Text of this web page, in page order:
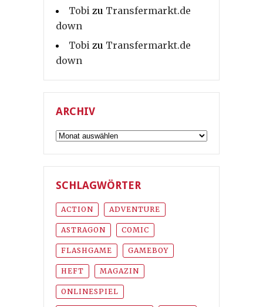
Tobi zu Transfermarkt.de
down
Tobi zu Transfermarkt.de
down
ARCHIV
Archiv
SCHLAGWÖRTER
ACTION ADVENTURE
ASTRAGON COMIC
FLASHGAME GAMEBOY
HEFT MAGAZIN
ONLINESPIEL